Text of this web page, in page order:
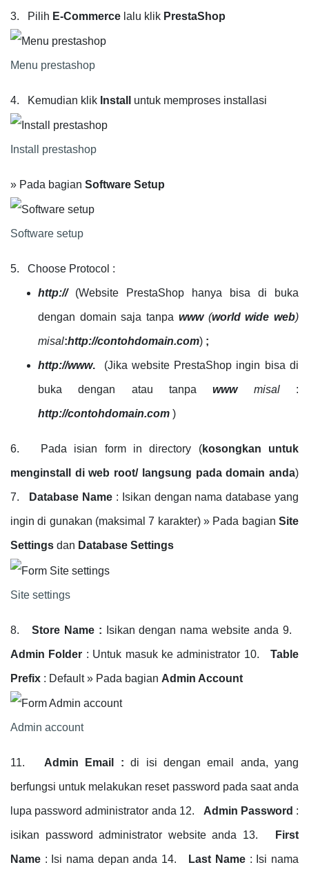
3. Pilih E-Commerce lalu klik PrestaShop
Menu prestashop
4. Kemudian klik Install untuk memproses installasi
Install prestashop
» Pada bagian Software Setup
Software setup
5. Choose Protocol :
http://(Website PrestaShop hanya bisa di buka
dengan domain saja tanpa www(world wide web)
misal:http://contohdomain.com) ;
http://www. (Jika website PrestaShop ingin bisa di
buka dengan atau tanpawww misal:
http://contohdomain.com )
6. Pada isian form in directory (kosongkan untuk
menginstall di web root/ langsung pada domain anda)
7. Database Name : Isikan dengan nama database yang
ingin di gunakan (maksimal 7 karakter) » Pada bagian Site
Settings dan Database Settings
Site settings
8. Store Name : Isikan dengan nama website anda 9.
Admin Folder : Untuk masuk ke administrator 10.Table
Prefix : Default » Pada bagian Admin Account
Admin account
11. Admin Email : di isi dengan email anda, yang
berfungsi untuk melakukan reset password pada saat anda
lupa password administrator anda 12. Admin Password :
isikan password administrator website anda 13. First
Name : Isi nama depan anda 14. Last Name: Isi nama